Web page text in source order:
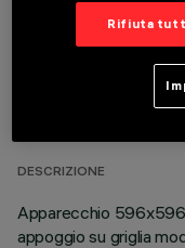
DATI TECNICI
DESCRIZIONE
Apparecchio 596x596
appoggio su griglia
Rifiuta